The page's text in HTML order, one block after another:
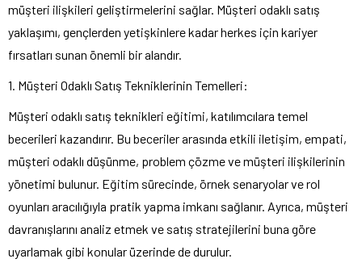
müşteri ilişkileri geliştirmelerini sağlar. Müşteri odaklı satış
yaklaşımı, gençlerden yetişkinlere kadar herkes için kariyer
fırsatları sunan önemli bir alandır.
1. Müşteri Odaklı Satış Tekniklerinin Temelleri:
Müşteri odaklı satış teknikleri eğitimi, katılımcılara temel
becerileri kazandırır. Bu beceriler arasında etkili iletişim, empati,
müşteri odaklı düşünme, problem çözme ve müşteri ilişkilerinin
yönetimi bulunur. Eğitim sürecinde, örnek senaryolar ve rol
oyunları aracılığıyla pratik yapma imkanı sağlanır. Ayrıca, müşteri
davranışlarını analiz etmek ve satış stratejilerini buna göre
uyarlamak gibi konular üzerinde de durulur.